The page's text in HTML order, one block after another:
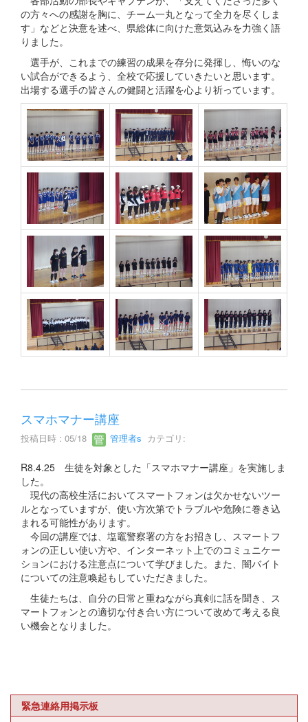
の方々への感謝を胸に、チーム一丸となって全力を尽くしま
す」などと決意を述べ、県総体に向けた意気込みを力強く語
りました。
選手が、これまでの練習の成果を存分に発揮し、悔いのな
い試合ができるよう、全校で応援していきたいと思います。
出場する選手の皆さんの健闘と活躍を心より祈っています。
スマホマナー講座
投稿日時 : 05/18 管理者s カテゴリ:
R8.4.25 生徒を対象とした「スマホマナー講座」を実施しま
した。
現代の高校生活においてスマートフォンは欠かせないツー
ルとなっていますが、使い方次第でトラブルや危険に巻き込
まれる可能性があります。
今回の講座では、塩竈警察署の方をお招きし、スマートフ
ォンの正しい使い方や、インターネット上でのコミュニケー
ションにおける注意点について学びました。また、闇バイト
についての注意喚起もしていただきました。
生徒たちは、自分の日常と重ねながら真剣に話を聞き、ス
マートフォンとの適切な付き合い方について改めて考える良
い機会となりました。
緊急連絡用掲示板